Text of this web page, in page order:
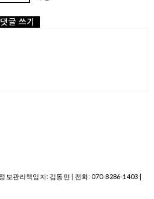
댓글 쓰기
보관리책임자: 김동민 | 전화: 070-8286-1403 |